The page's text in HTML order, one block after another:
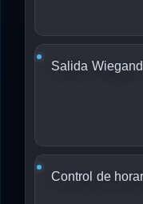
Salida
Control de